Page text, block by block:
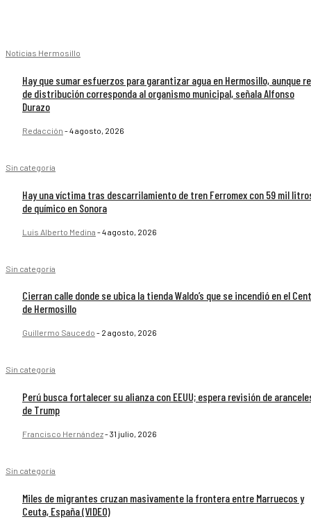
Noticias Hermosillo
Hay que sumar esfuerzos para garantizar agua en Hermosillo, aunque
de distribución corresponda al organismo municipal, señala Alfonso
Durazo
Redacción -4 agosto, 2026
Sin categoría
Hay una víctima tras descarrilamiento de tren Ferromex con 59 mil
de químico en Sonora
Luis Alberto Medina -4 agosto, 2026
Sin categoría
Cierran calle donde se ubica la tienda Waldo’s que se incendió en el
de Hermosillo
Guillermo Saucedo - 2 agosto, 2026
Sin categoría
Perú busca fortalecer su alianza con EEUU; espera revisión de
de Trump
Francisco Hernández-31 julio, 2026
Sin categoría
Miles de migrantes cruzan masivamente la frontera entre Marruecos y
Ceuta, España (VIDEO)